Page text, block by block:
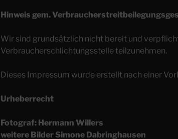
Hinweis gem.
Wir sind grundsätzlich nicht bereit und
Verbraucherschlichtungsstelle teilzunehmen.
Dieses Impressum wurde erstellt nach einer
Urheberrecht
Fotograf: Hermann Willers
weitere Bilder Simone Dabringhausen